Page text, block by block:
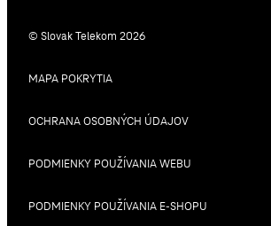
© Slovak Telekom 2026
MAPA POKRYTIA
OCHRANA OSOBNÝCH ÚDAJOV
PODMIENKY POUŽÍVANIA WEBU
PODMIENKY POUŽÍVANIA E-SHOPU